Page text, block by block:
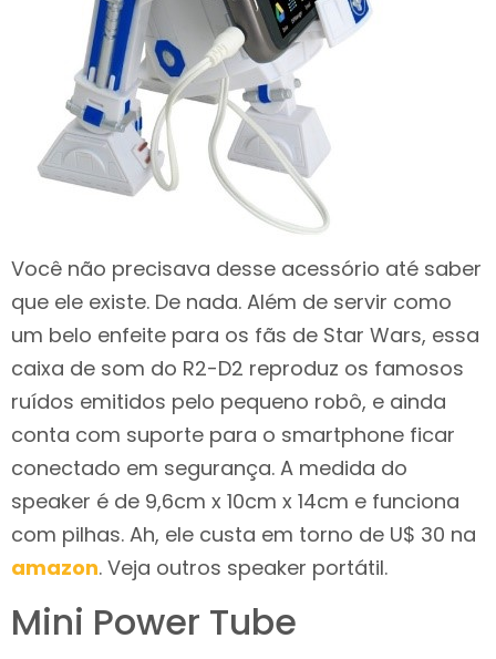
Você não precisava desse acessório até saber
que ele existe. De nada. Além de servir como
um belo enfeite para os fãs de Star Wars, essa
caixa de som do R2-D2 reproduz os famosos
ruídos emitidos pelo pequeno robô, e ainda
conta com suporte para o smartphone ficar
conectado em segurança. A medida do
speaker é de 9,6cm x 10cm x 14cm e funciona
com pilhas. Ah, ele custa em torno de U$ 30 na
amazon. Veja outros speaker portátil.
Mini Power Tube